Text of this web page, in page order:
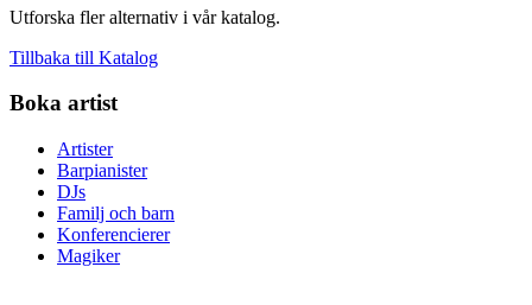
Utforska fler alternativ i vår katalog.
Tillbaka till Katalog
Boka artist
Artister
Barpianister
DJs
Familj och barn
Konferencierer
Magiker